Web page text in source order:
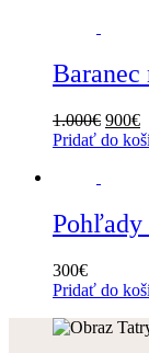
Baranec
1.000€ 900€
Pridať do
Pohľady
300€
Pridať do